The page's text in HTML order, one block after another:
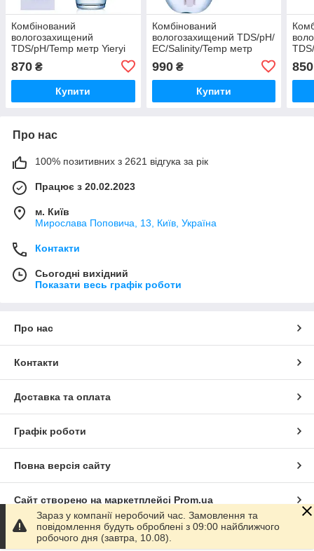
Комбінований
вологозахищений
TDS/pH/Temp метр Yieryi
EZ9901 з термометром,
змінним електродом, АТС
та підсвіткою
870 ₴
Купити
Комбінований
вологозахищений TDS/pH/
ЕС/Salinity/Temp метр
EZ9909 з термометром,
змінним електродом, АТС
990₴
Купити
850
Про нас
100% позитивних з 2621 відгука за рік
Працює з 20.02.2023
м. Київ
Мирослава Поповича, 13, Київ, Україна
Контакти
Сьогодні вихідний
Показати весь графік роботи
Про нас
Контакти
Доставка та оплата
Графік роботи
Повна версія сайту
Сайт створено на маркетплейсі Prom.ua
Політика конфіденційності
Зараз у компанії неробочий час. Замовлення та
повідомлення будуть оброблені з 09:00 найближчого
робочого дня (завтра, 10.08).